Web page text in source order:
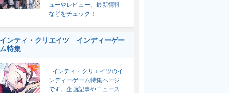
ューやレビュー、最新情報
などをチェック！
インティ・クリエイツ インディーゲー
ム特集
インティ・クリエイツのイ
ンディーゲーム特集ページ
です。企画記事やニュース